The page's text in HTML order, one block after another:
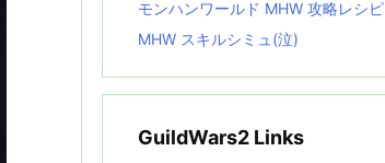
モンハンワールド MHW 攻略レシピ
MHW スキルシミュ(泣)
GuildWars2 Links